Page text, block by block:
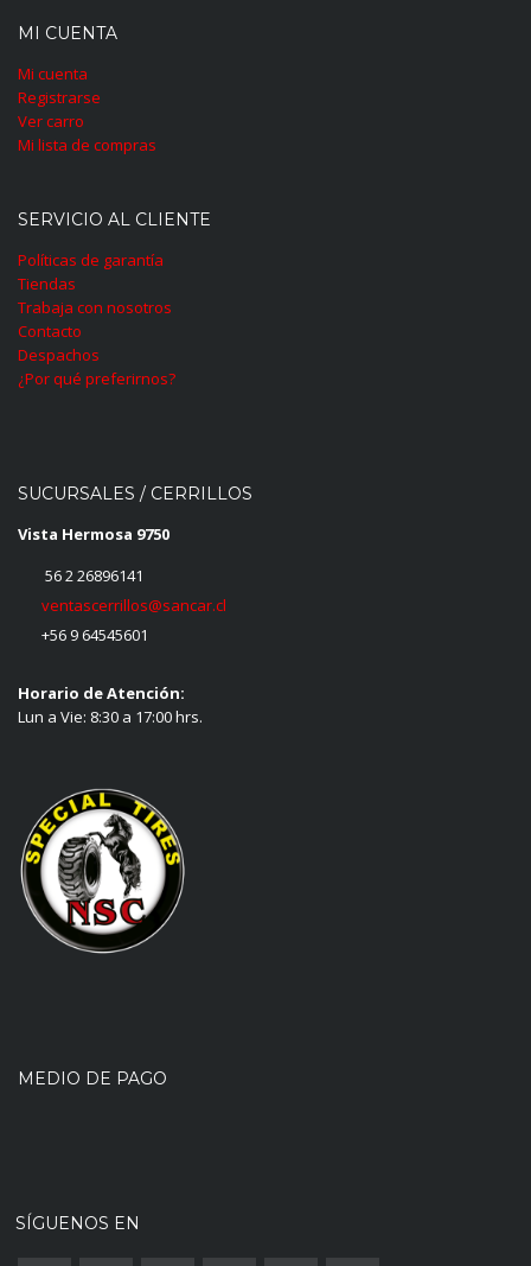
MI CUENTA
Mi cuenta
Registrarse
Ver carro
Mi lista de compras
SERVICIO AL CLIENTE
Políticas de garantía
Tiendas
Trabaja con nosotros
Contacto
Despachos
¿Por qué preferirnos?
SUCURSALES / CERRILLOS
Vista Hermosa 9750
56 2 26896141
ventascerrillos@sancar.cl
+56 9 64545601
Horario de Atención:
Lun a Vie: 8:30 a 17:00 hrs.
MEDIO DE PAGO
SÍGUENOS EN